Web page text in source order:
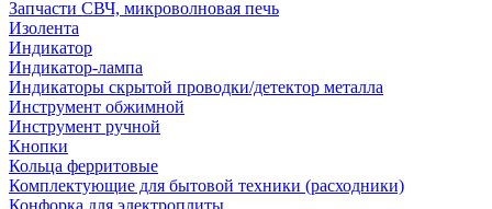
Запчасти СВЧ, микроволновая печь
Изолента
Индикатор
Индикатор-лампа
Индикаторы скрытой проводки/детектор металла
Инструмент обжимной
Инструмент ручной
Кнопки
Кольца ферритовые
Комплектующие для бытовой техники (расходники)
Конфорка для электроплиты